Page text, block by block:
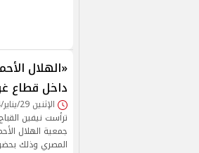
«الهلال
داخل قطاع
الإثنين 29/يناير/2024 - 01:51 م
ترأست نيفين
جمعية الهلال
المصري وذلك